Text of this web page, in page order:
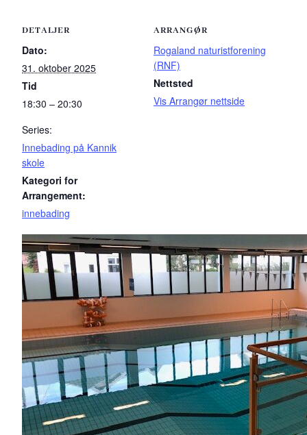
DETALJER
Dato:
31. oktober 2025
Tid
18:30 – 20:30
Series:
Innebading på Kannik
skole
Kategori for
Arrangement:
innebading
ARRANGØR
Rogaland naturistforening
(RNF)
Nettsted
Vis Arrangør nettside